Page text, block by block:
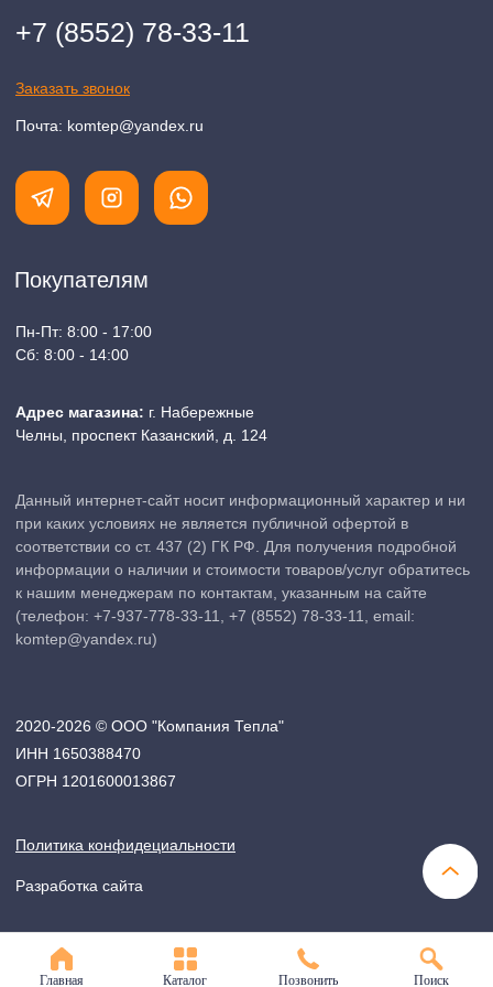
Главная Каталог Позвонить Поиск